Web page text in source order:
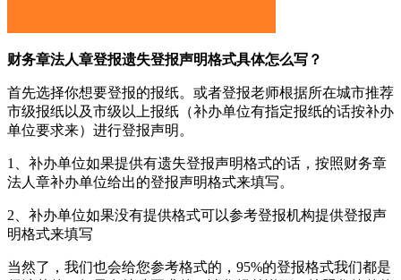
财务章法人章登报遗失登报声明格式具体怎么写？
首先选择你想要登报的报纸。或者登报老师根据所在城市推荐
市级报纸以及市级以上报纸（补办单位有指定报纸的话按补办
单位要求来）进行登报声明。
1、补办单位如果提供有遗失登报声明格式的话，按照财务章
法人章补办单位给出的登报声明格式来填写。
2、补办单位如果没有提供格式可以参考登报机构提供登报声
明格式来填写
当然了，我们也会给您参考格式的，95%的登报格式我们都是